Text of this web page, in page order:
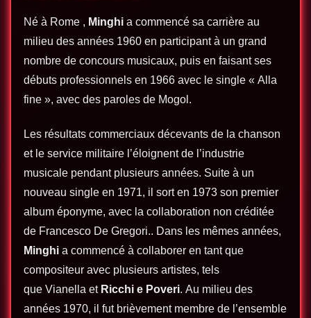
Né à Rome , Minghi a commencé sa carrière au
milieu des années 1960 en participant à un grand
nombre de concours musicaux, puis en faisant ses
débuts professionnels en 1966 avec le single « Alla
fine », avec des paroles de Mogol.
Les résultats commerciaux décevants de la chanson
et le service militaire l’éloignent de l’industrie
musicale pendant plusieurs années. Suite à un
nouveau single en 1971, il sort en 1973 son premier
album éponyme, avec la collaboration non créditée
de Francesco De Gregori.. Dans les mêmes années,
Minghi a commencé à collaborer en tant que
compositeur avec plusieurs artistes, tels
que Vianella et Ricchi e Poveri. Au milieu des
années 1970, il fut brièvement membre de l’ensemble